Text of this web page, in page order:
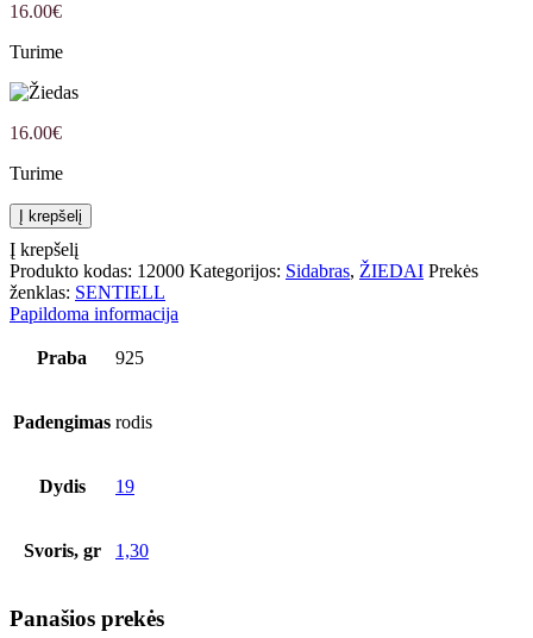
16.00€
Turime
16.00€
Turime
produkto
kiekis: Žiedas
Į krepšelį
Į krepšelį
Produkto kodas: 12000 Kategorijos: Sidabras, ŽIEDAI Prekės
ženklas: SENTIELL
Papildoma informacija
Praba 925
Padengimas rodis
Dydis 19
Svoris, gr 1,30
Panašios prekės